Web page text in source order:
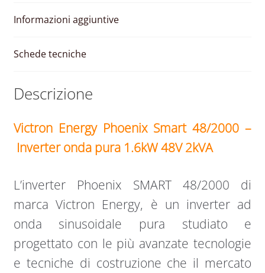
quantità
Informazioni aggiuntive
Schede tecniche
Descrizione
Victron Energy Phoenix Smart 48/2000 –
Inverter onda pura 1.6kW 48V 2kVA
L’inverter Phoenix SMART 48/2000 di
marca Victron Energy, è un inverter ad
onda sinusoidale pura studiato e
progettato con le più avanzate tecnologie
e tecniche di costruzione che il mercato